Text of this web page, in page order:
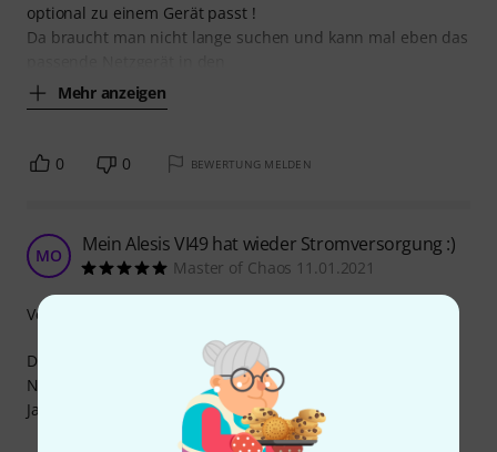
optional zu einem Gerät passt !
Da braucht man nicht lange suchen und kann mal eben das
Mehr anzeigen
0 0 BEWERTUNG MELDEN
MO Mein Alesis VI49 hat wieder Stromversorgung :)
Master of Chaos 11.01.2021
Dank der Beratung von Thomann schnell das passende
Netzteil gefunden und es läuft. Wir werden in ein paar
Jahren sehen, ob es auch langlebig ist.
Verarbeitung